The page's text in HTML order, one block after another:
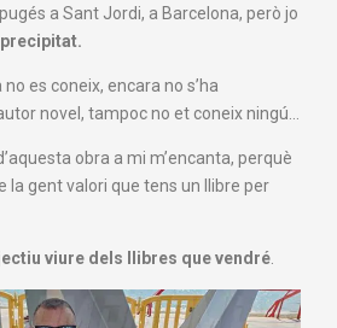
pugés a Sant Jordi, a Barcelona, però jo
es coneix, encara no s’ha
novel, tampoc no et coneix ningú…
obra a mi m’encanta, perquè
la gent valori que tens un llibre per
viure dels llibres que vendré